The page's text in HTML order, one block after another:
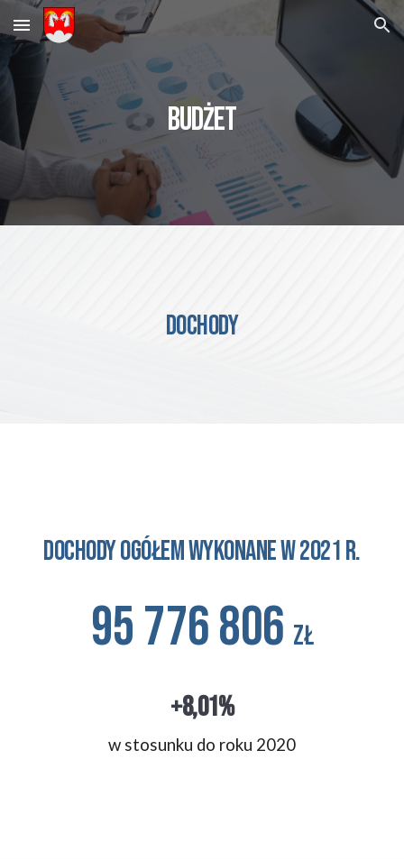
Skip to main content Skip to navigation
BUDŻET
DOCHODY
Dochody ogółem wykonane w 2021 r.
95 776 806 zł
+8,01%
w stosunku do roku 2020